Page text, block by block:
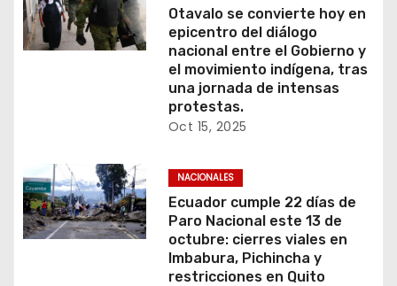
Otavalo se convierte hoy en
epicentro del diálogo
nacional entre el Gobierno y
el movimiento indígena, tras
una jornada de intensas
protestas.
Oct 15, 2025
NACIONALES
Ecuador cumple 22 días de
Paro Nacional este 13 de
octubre: cierres viales en
Imbabura, Pichincha y
restricciones en Quito